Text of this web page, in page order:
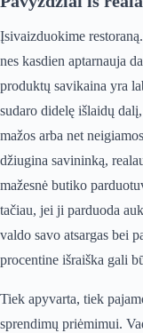
Įsivaizduokime
nes kasdien aptarnauja
produktų savikaina yra
sudaro didelę išlaidų
mažos arba net
džiugina savininką,
mažesnė butiko
tačiau, jei ji parduoda
valdo savo atsargas bei
procentine išraiška gali
Tiek apyvarta, tiek
sprendimų priėmimui.